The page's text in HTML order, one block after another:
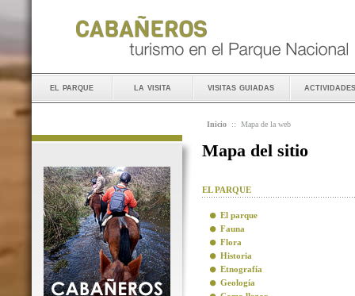
el parque la visita visitas guiadas actividades
Inicio :: Mapa de la web
Mapa del sitio
EL PARQUE
El parque
Fauna
Flora
Historia
Etnografía
Geología